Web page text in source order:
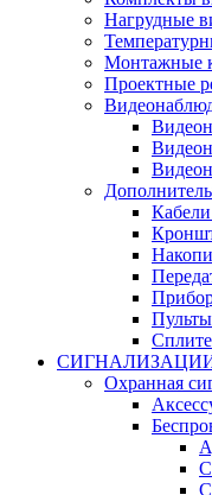
Нагрудные
Монтажные
Проектные
Охранная